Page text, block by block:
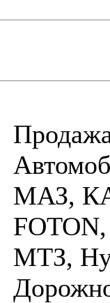
МАЗ,
МТЗ,